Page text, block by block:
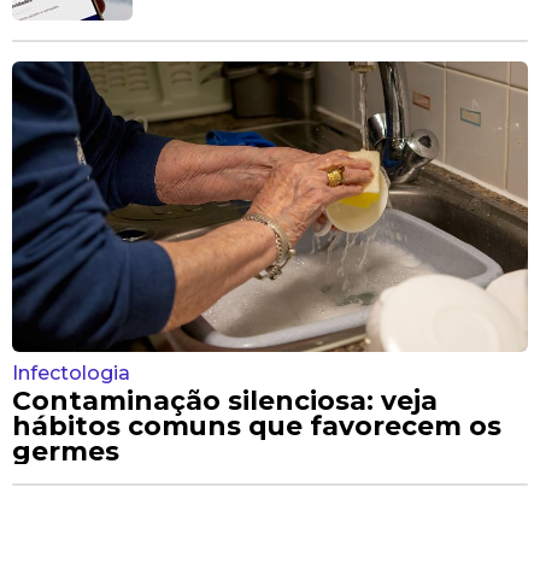
Infectologia
Contaminação silenciosa: veja
hábitos comuns que favorecem os
germes